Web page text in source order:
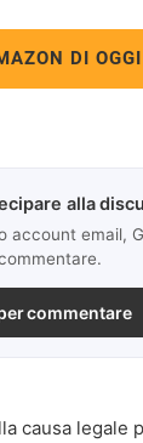
DI OGGI
alla
account email,
commentare
causa legale